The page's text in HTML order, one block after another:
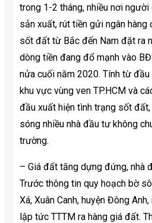
trong 1-2 tháng, nhiều nơi người
sản xuất, rút tiền gửi ngân
sốt đất từ Bắc đến Nam đặt ra
dòng tiền đang đổ mạnh vào
nửa cuối năm 2020. Tính từ
khu vực vùng ven TP.HCM và
đầu xuất hiện tình trạng sốt
sóng nhiều nhà đầu tư không
trường.
– Giá đất tăng dựng đứng, nhà
Trước thông tin quy hoạch bờ
Xá, Xuân Canh, huyện Đông
lập tức TTTM ra hàng giá đất.